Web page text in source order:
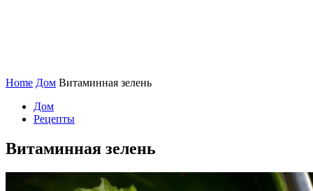
Home Дом Витаминная зелень
Дом
Рецепты
Витаминная зелень